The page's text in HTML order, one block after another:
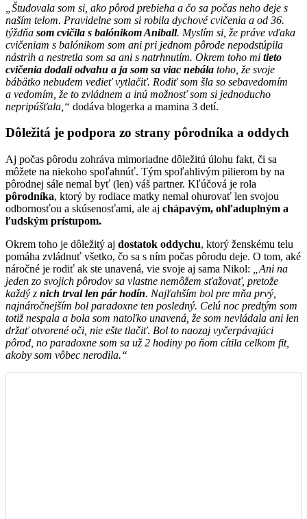
„Študovala som si, ako pôrod prebieha a čo sa počas neho deje s
naším telom. Pravidelne som si robila dychové cvičenia a od 36.
týždňa som cvičila s balónikom Aniball. Myslím si, že práve vďaka
cvičeniam s balónikom som ani pri jednom pôrode nepodstúpila
nástrih a nestretla som sa ani s natrhnutím. Okrem toho mi tieto
cvičenia dodali odvahu a ja som sa viac nebála toho, že svoje
bábätko nebudem vedieť vytlačiť. Rodiť som šla so sebavedomím
a vedomím, že to zvládnem a inú možnosť som si jednoducho
nepripúšťala,“ dodáva blogerka a mamina 3 detí.
Dôležitá je podpora zo strany pôrodníka a oddych
Aj počas pôrodu zohráva mimoriadne dôležitú úlohu fakt, či sa
môžete na niekoho spoľahnúť. Tým spoľahlivým pilierom by na
pôrodnej sále nemal byť (len) váš partner. Kľúčová je rola
pôrodníka, ktorý by rodiace matky nemal ohurovať len svojou
odbornosťou a skúsenosťami, ale aj chápavým, ohľaduplným a
ľudským prístupom.
Okrem toho je dôležitý aj dostatok oddychu, ktorý ženskému telu
pomáha zvládnuť všetko, čo sa s ním počas pôrodu deje. O tom, aké
náročné je rodiť ak ste unavená, vie svoje aj sama Nikol:
„Ani na
jeden zo svojich pôrodov sa vlastne nemôžem sťažovať, pretože
každý z nich trval len pár hodín. Najľahším bol pre mňa prvý,
najnáročnejším bol paradoxne ten posledný. Celú noc predtým som
totiž nespala a bola som natoľko unavená, že som nevládala ani len
držať otvorené oči, nie ešte tlačiť. Bol to naozaj vyčerpávajúci
pôrod, no paradoxne som sa už 2 hodiny po ňom cítila celkom fit,
akoby som vôbec nerodila.“